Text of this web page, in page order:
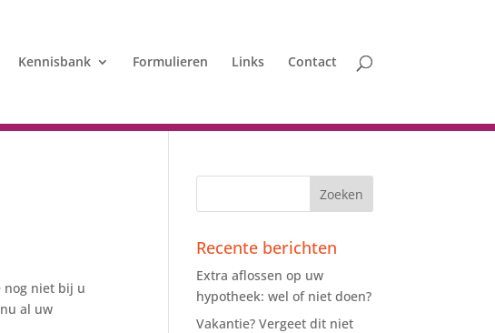
Kennisbank Formulieren Links Contact
nog niet bij u
al uw
Recente berichten
Extra aflossen op uw
hypotheek: wel of niet doen?
Vakantie? Vergeet dit niet